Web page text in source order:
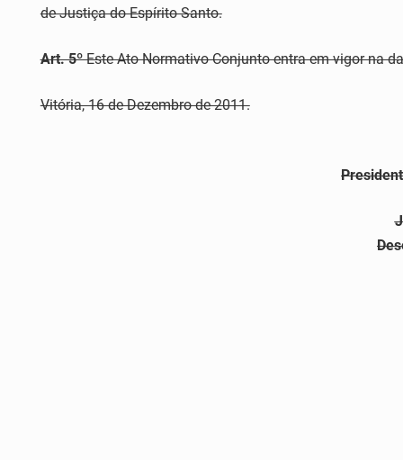
de Justiça do Espírito Santo.
Art. 5ºEste Ato Normativo Conjunto entra em vigor na
Vitória, 16 de Dezembro de 2011.